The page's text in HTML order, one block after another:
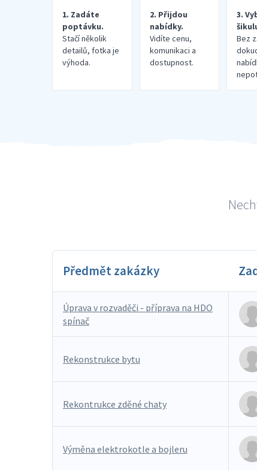
1. Zadáte
poptávku.
Stačí několik
detailů, fotka je
výhoda.
2. Přijdou
nabídky.
Vidíte cenu,
komunikaci a
dostupnost.
3.
Bez
Předmět zakázky
Úprava v rozvaděči - příprava na HDO
spínač
Rekonstrukce bytu
Rekontrukce zděné chaty
Výměna elektrokotle a bojleru